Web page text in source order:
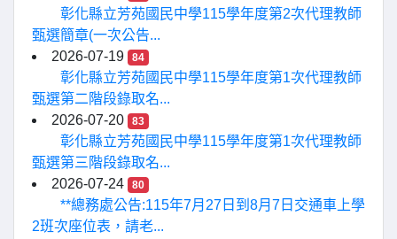
彰化縣立芳苑國民中學115學年度第2次代理教師
甄選簡章(一次公告...
2026-07-19
84
彰化縣立芳苑國民中學115學年度第1次代理教師
甄選第二階段錄取名...
2026-07-20
83
彰化縣立芳苑國民中學115學年度第1次代理教師
甄選第三階段錄取名...
2026-07-24
80
**總務處公告:115年7月27日到8月7日交通車上學
2班次座位表，請老...